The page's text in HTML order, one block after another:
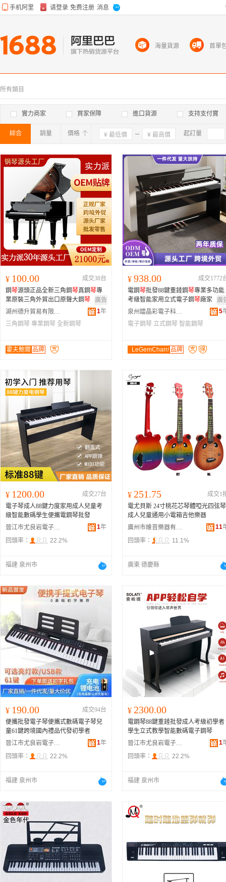
所有類目
實力商家 買家保障 進口貨源 支持支付寶
綜合 銷量 價格 確定 起訂量
¥ 100.00
成交38台
鋼琴源頭正品全新三角鋼琴真鋼琴專
業原裝三角外貿出口原聲大鋼琴
廣告
湖州德升貿易有限公司
1年
三角鋼琴 專業鋼琴 全新鋼琴
霍夫鮑爾 品牌
¥ 938.00
成交1772
電鋼琴批發88鍵重錘鋼琴專業多功能
考級智能家用立式電子鋼琴廠家
廣
泉州鐳晶彩電子科技有限公司
5
電子鋼琴 立式鋼琴 智能鋼琴
LeGemCharr/ 品牌
¥ 1200.00
成交27台
電子琴成人88鍵力度家用成人兒童考
級智能數碼學生便攜電鋼琴批發
晉江市尤良岩電子商務有限公司
1年
回頭率：
22.2%
福建 泉州市
¥ 251.75
成交1
電尤貝斯 24寸桃花芯琴體啞光四弦琴
成人兒童通用小電箱吉他樂器
廣州市維音樂器有限公司
11
回頭率：
11.1%
廣東 德慶縣
¥ 190.00
成交94台
便攜批發電子琴便攜式數碼電子琴兒
童61鍵跨境國內禮品代發初學者
晉江市尤良岩電子商務有限公司
1年
回頭率：
22.2%
福建 泉州市
¥ 2300.00
電鋼琴88鍵重錘批發成人考級初學者
學生立式教學智能數碼電子鋼琴
晉江市尤良岩電子商務有限公司
1
回頭率：
22.2%
福建 泉州市
海量貨源 首單